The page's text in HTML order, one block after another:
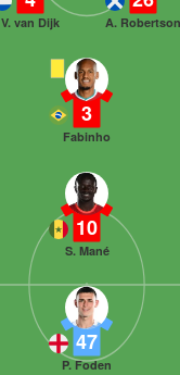
A. Robertson
V. van Dijk
3
Fabinho
10
S. Mané
47
P. Foden